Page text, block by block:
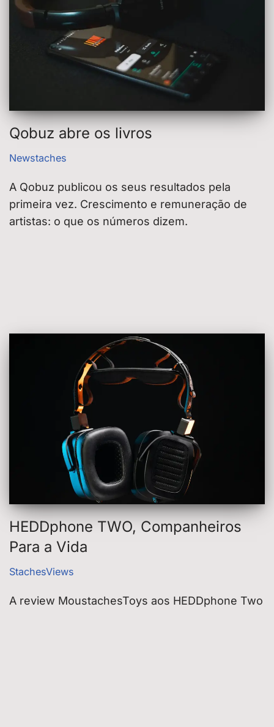
Qobuz abre os livros
Newstaches
A Qobuz publicou os seus resultados pela
primeira vez. Crescimento e remuneração de
artistas: o que os números dizem.
HEDDphone TWO, Companheiros
Para a Vida
StachesViews
A review MoustachesToys aos HEDDphone Two